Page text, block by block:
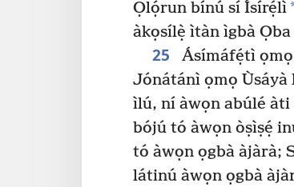
Ọlọ́run bínú sí Ísírẹ́lì
àkọsílẹ̀ ìtàn ìgbà
25 Ásímáfẹ́tì
Jónátánì ọmọ
ìlú, ní àwọn abúlé
bójú tó àwọn òṣìṣẹ́
tó àwọn ọgbà àjàrà;
látinú àwọn ọgbà